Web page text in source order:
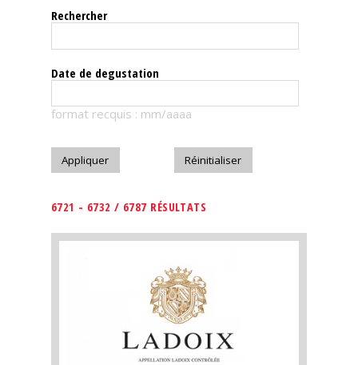
Le
magazine
Télécharger
Rechercher
Date de degustation
format recquis : mm/aaaa
6721 - 6732 / 6787 RÉSULTATS